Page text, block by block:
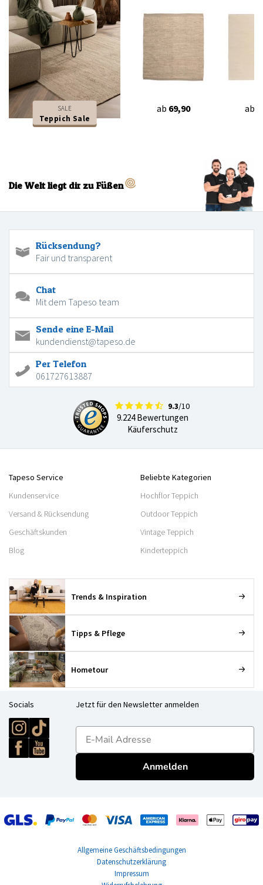
SALE
Teppich Sale
ab 69,90 ab
Die Welt liegt dir zu Füßen
Rücksendung?
Fair und transparent
Chat
Mit dem Tapeso team
Sende eine E-Mail
kundendienst@tapeso.de
Per Telefon
061727613887
9.3/10
9.224 Bewertungen
Käuferschutz
Tapeso Service
Kundenservice
Versand & Rücksendung
Geschäftskunden
Blog
Beliebte Kategorien
Hochflor Teppich
Outdoor Teppich
Vintage Teppich
Kinderteppich
Trends & Inspiration
Tipps & Pflege
Hometour
Socials Jetzt für den Newsletter anmelden
E-mailadres
Anmelden
Allgemeine Geschäftsbedingungen
Datenschutzerklärung
Impressum